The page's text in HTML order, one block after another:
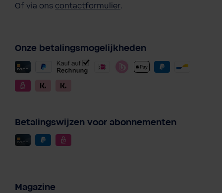
Of via ons contactformulier.
Onze betalingsmogelijkheden
Betalingswijzen voor abonnementen
Magazine